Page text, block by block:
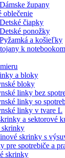
Dámske župany
oblečenie
Detské čiapky
Detské ponožky
Pyžamká a košieľky
k notebookom
a bloky
bloky
linky bez
linky so
linky v tvare L
a sektorové
skrinky
skrinky s
pre spotrebiče a
skrinky